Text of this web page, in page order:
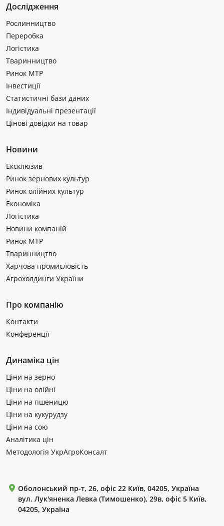
Дослідження
Рослинництво
Переробка
Логістика
Тваринництво
Ринок МТР
Інвестиції
Статистичні бази даних
Індивідуальні презентації
Цінові довідки на товар
Новини
Ексклюзив
Ринок зернових культур
Ринок олійних культур
Економіка
Логістика
Новини компаній
Ринок МТР
Тваринництво
Харчова промисловість
Агрохолдинги України
Про компанію
Контакти
Конференції
Динаміка цін
Ціни на зерно
Ціни на олійні
Ціни на пшеницю
Ціни на кукурудзу
Ціни на сою
Аналітика цін
Методологія УкрАгроКонсалт
Оболонський пр-т, 26, офіс 22 Київ, 04205, Україна
вул. Лук'яненка Левка (Тимошенко), 29в, офіс 5 Київ,
04205, Україна